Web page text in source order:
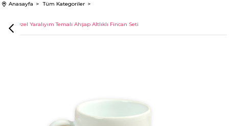
Anasayfa Tüm Kategoriler
İsme Özel Yaralıyım Temalı Ahşap Altlıklı Fincan Seti